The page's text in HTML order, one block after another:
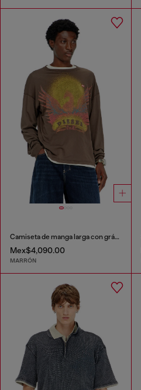
Camiseta de manga larga con gráfico de Phoenix
Mex$4,090.00
MARRÓN